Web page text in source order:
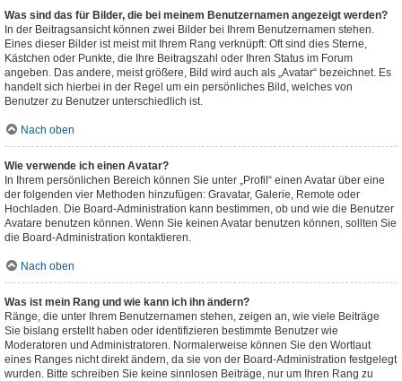
Was sind das für Bilder, die bei meinem Benutzernamen angezeigt werden?
In der Beitragsansicht können zwei Bilder bei Ihrem Benutzernamen stehen.
Eines dieser Bilder ist meist mit Ihrem Rang verknüpft: Oft sind dies Sterne,
Kästchen oder Punkte, die Ihre Beitragszahl oder Ihren Status im Forum
angeben. Das andere, meist größere, Bild wird auch als „Avatar“ bezeichnet. Es
handelt sich hierbei in der Regel um ein persönliches Bild, welches von
Benutzer zu Benutzer unterschiedlich ist.
Nach oben
Wie verwende ich einen Avatar?
In Ihrem persönlichen Bereich können Sie unter „Profil“ einen Avatar über eine
der folgenden vier Methoden hinzufügen: Gravatar, Galerie, Remote oder
Hochladen. Die Board-Administration kann bestimmen, ob und wie die Benutzer
Avatare benutzen können. Wenn Sie keinen Avatar benutzen können, sollten Sie
die Board-Administration kontaktieren.
Nach oben
Was ist mein Rang und wie kann ich ihn ändern?
Ränge, die unter Ihrem Benutzernamen stehen, zeigen an, wie viele Beiträge
Sie bislang erstellt haben oder identifizieren bestimmte Benutzer wie
Moderatoren und Administratoren. Normalerweise können Sie den Wortlaut
eines Ranges nicht direkt ändern, da sie von der Board-Administration festgelegt
wurden. Bitte schreiben Sie keine sinnlosen Beiträge, nur um Ihren Rang zu